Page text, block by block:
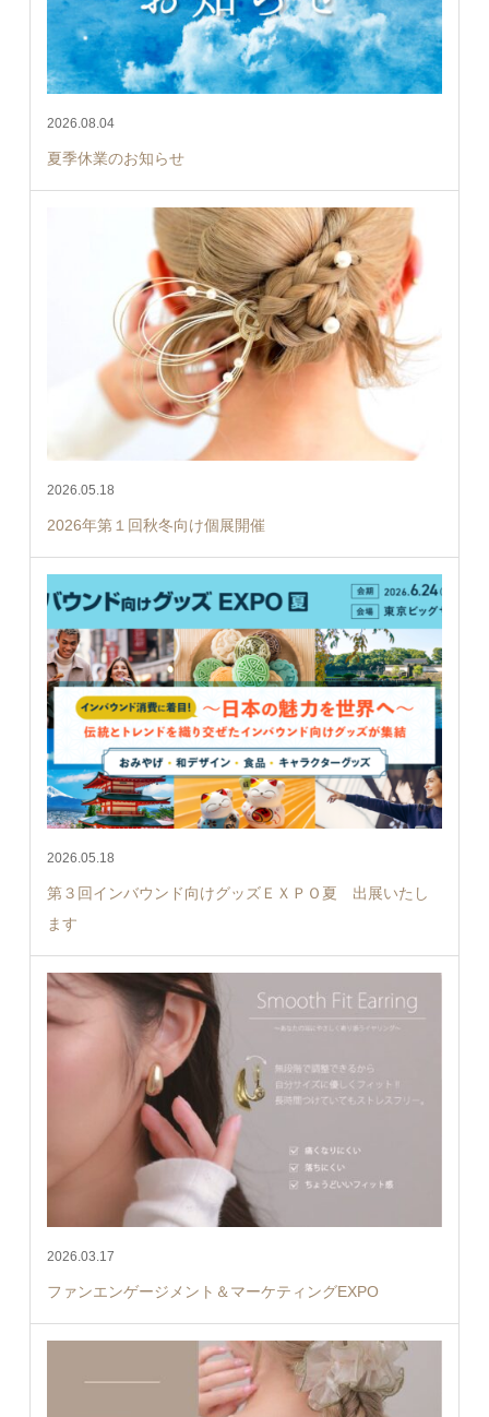
2026.08.04
夏季休業のお知らせ
2026.05.18
2026年第１回秋冬向け個展開催
2026.05.18
第３回インバウンド向けグッズＥＸＰＯ夏 出展いたし
ます
2026.03.17
ファンエンゲージメント＆マーケティングEXPO